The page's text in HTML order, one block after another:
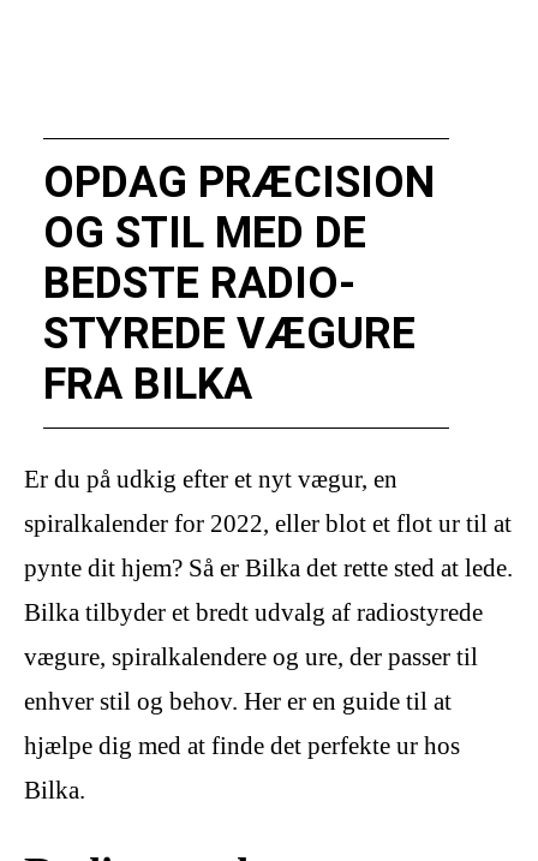
OPDAG PRÆCISION
OG STIL MED DE
BEDSTE RADIO-
STYREDE VÆGURE
FRA BILKA
Er du på udkig efter et nyt vægur, en
spiralkalender for 2022, eller blot et flot ur til at
pynte dit hjem? Så er Bilka det rette sted at lede.
Bilka tilbyder et bredt udvalg af radiostyrede
vægure, spiralkalendere og ure, der passer til
enhver stil og behov. Her er en guide til at
hjælpe dig med at finde det perfekte ur hos
Bilka.